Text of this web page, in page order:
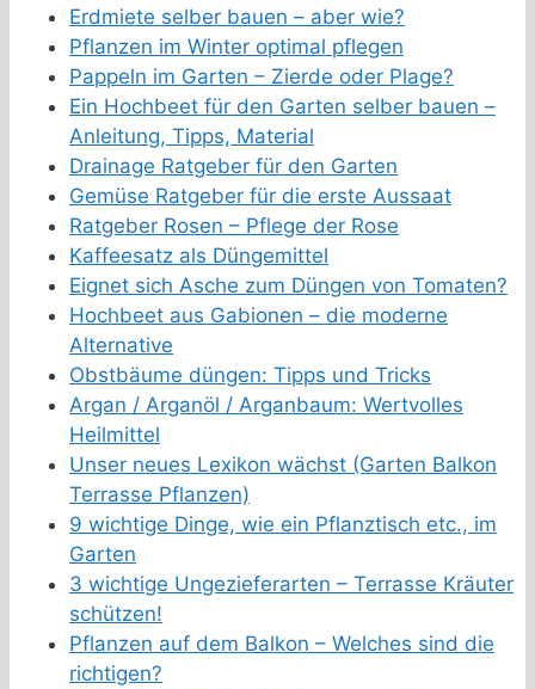
Erdmiete selber bauen – aber wie?
Pflanzen im Winter optimal pflegen
Pappeln im Garten – Zierde oder Plage?
Ein Hochbeet für den Garten selber bauen –
Anleitung, Tipps, Material
Drainage Ratgeber für den Garten
Gemüse Ratgeber für die erste Aussaat
Ratgeber Rosen – Pflege der Rose
Kaffeesatz als Düngemittel
Eignet sich Asche zum Düngen von Tomaten?
Hochbeet aus Gabionen – die moderne
Alternative
Obstbäume düngen: Tipps und Tricks
Argan / Arganöl / Arganbaum: Wertvolles
Heilmittel
Unser neues Lexikon wächst (Garten Balkon
Terrasse Pflanzen)
9 wichtige Dinge, wie ein Pflanztisch etc., im
Garten
3 wichtige Ungezieferarten – Terrasse Kräuter
schützen!
Pflanzen auf dem Balkon – Welches sind die
richtigen?